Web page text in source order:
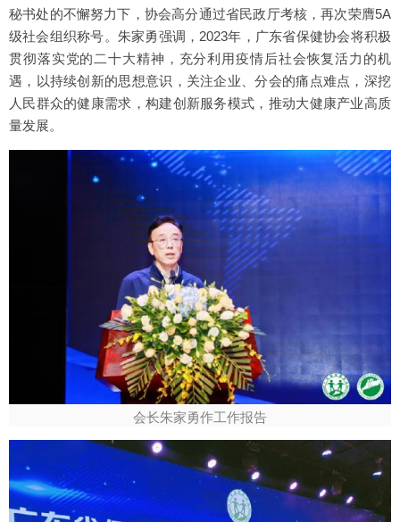
秘书处的不懈努力下，协会高分通过省民政厅考核，再次荣膺5A
级社会组织称号。朱家勇强调，2023年，广东省保健协会将积极
贯彻落实党的二十大精神，充分利用疫情后社会恢复活力的机
遇，以持续创新的思想意识，关注企业、分会的痛点难点，深挖
人民群众的健康需求，构建创新服务模式，推动大健康产业高质
量发展。
会长朱家勇作工作报告